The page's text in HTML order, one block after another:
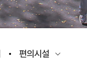
편의시설